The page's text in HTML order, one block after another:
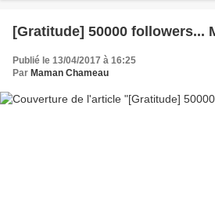
[Gratitude] 50000 followers...
Publié le 13/04/2017 à 16:25
Par Maman Chameau